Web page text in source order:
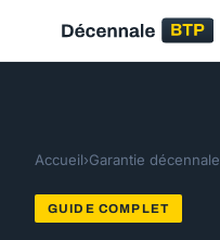
Accueil›Garantie décennale
GUIDE COMPLET